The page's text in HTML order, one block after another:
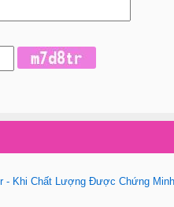
- Khi Chất Lượng Được Chứng